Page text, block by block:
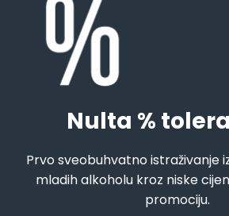
Nulta %
Prvo sveobuhvatno istraživanje
mladih alkoholu kroz niske
promociju.